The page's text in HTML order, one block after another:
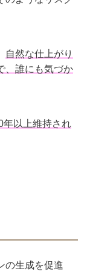
自然な仕上がり
、誰にも気づか
年以上維持され
の生成を促進